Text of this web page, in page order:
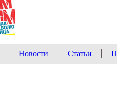
Новости Статьи